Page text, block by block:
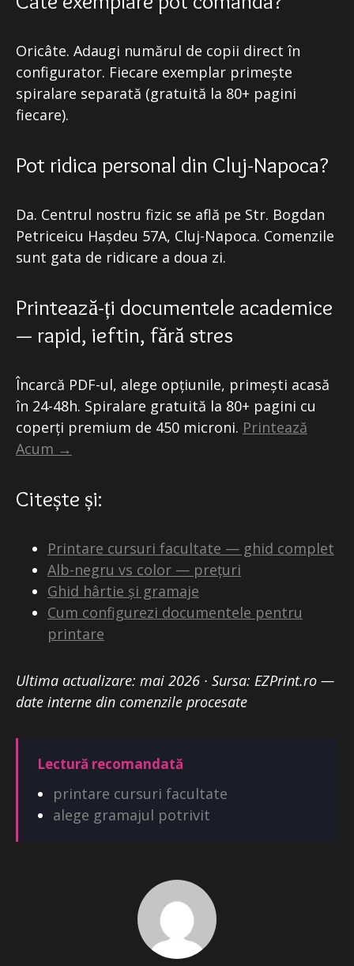
Oricâte. Adaugi numărul de copii direct în
configurator. Fiecare exemplar primește
spiralare separată (gratuită la 80+ pagini
fiecare).
Pot ridica personal din Cluj-Napoca?
Da. Centrul nostru fizic se află pe Str. Bogdan
Petriceicu Hașdeu 57A, Cluj-Napoca. Comenzile
sunt gata de ridicare a doua zi.
Printează-ți documentele academice
— rapid, ieftin, fără stres
Încarcă PDF-ul, alege opțiunile, primești acasă
în 24-48h. Spiralare gratuită la 80+ pagini cu
coperți premium de 450 microni. Printează
Acum →
Citește și:
Printare cursuri facultate — ghid complet
Alb-negru vs color — prețuri
Ghid hârtie și gramaje
Cum configurezi documentele pentru
printare
Ultima actualizare: mai 2026 · Sursa: EZPrint.ro —
date interne din comenzile procesate
Lectură recomandată
printare cursuri facultate
alege gramajul potrivit